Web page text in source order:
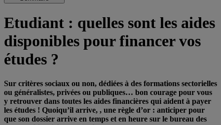
Etudiant : quelles sont les aides
disponibles pour financer vos
études ?
Sur critères sociaux ou non, dédiées à des formations sectorielles
ou généralistes, privées ou publiques… bon courage pour vous
y retrouver dans toutes les aides financières qui aident à payer
les études ! Quoiqu’il arrive, , une règle d’or : anticiper pour
que son dossier arrive en temps et en heure sur le bureau des